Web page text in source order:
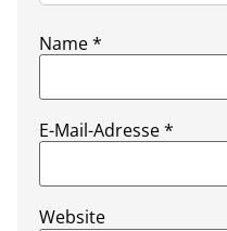
Name*
E-Mail-Adresse*
Website